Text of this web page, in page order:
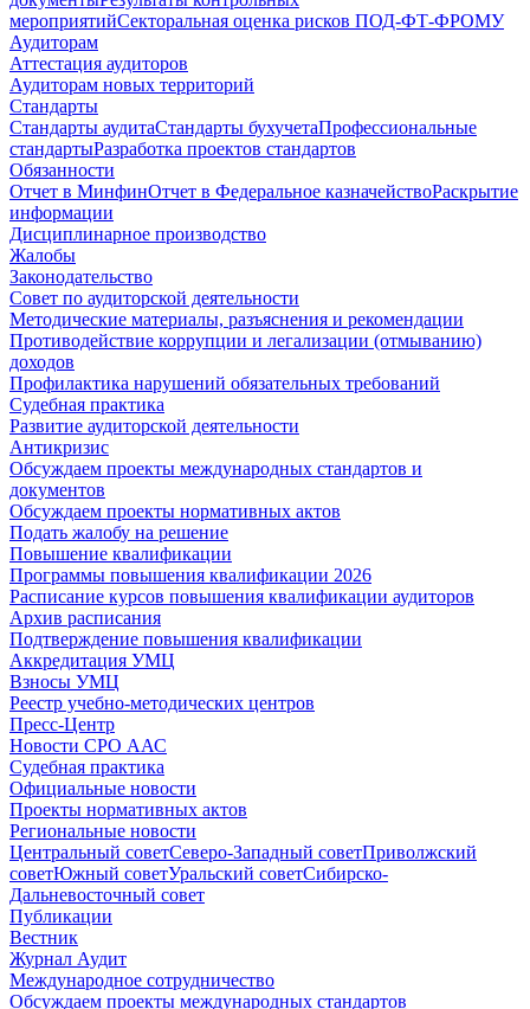
мероприятийСекторальная оценка рисков ПОД-ФТ-ФРОМУ
Аудиторам
Аттестация аудиторов
Аудиторам новых территорий
Стандарты
Стандарты аудитаСтандарты бухучетаПрофессиональные
стандартыРазработка проектов стандартов
Обязанности
Отчет в МинфинОтчет в Федеральное казначействоРаскрытие
информации
Дисциплинарное производство
Жалобы
Законодательство
Совет по аудиторской деятельности
Методические материалы, разъяснения и рекомендации
Противодействие коррупции и легализации (отмыванию)
доходов
Профилактика нарушений обязательных требований
Судебная практика
Развитие аудиторской деятельности
Антикризис
Обсуждаем проекты международных стандартов и
документов
Обсуждаем проекты нормативных актов
Подать жалобу на решение
Повышение квалификации
Программы повышения квалификации 2026
Расписание курсов повышения квалификации аудиторов
Архив расписания
Подтверждение повышения квалификации
Аккредитация УМЦ
Взносы УМЦ
Реестр учебно-методических центров
Пресс-Центр
Новости СРО ААС
Судебная практика
Официальные новости
Проекты нормативных актов
Региональные новости
Центральный советСеверо-Западный советПриволжский
советЮжный советУральский советСибирско-
Дальневосточный совет
Публикации
Вестник
Журнал Аудит
Международное сотрудничество
Обсуждаем проекты международных стандартов